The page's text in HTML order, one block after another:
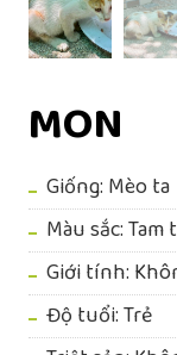
MON
Giống: Mèo ta
Màu sắc: Tam
Giới tính:
Độ tuổi: Trẻ